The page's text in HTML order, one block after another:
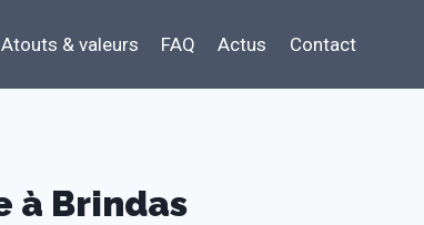
Atouts & valeurs FAQ Actus Contact
à Brindas